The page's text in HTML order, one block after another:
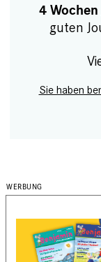
4
guten
Sie haben